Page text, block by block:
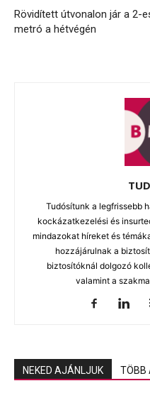
Rövidített útvonalon jár a 2-
metró a hétvégén
Tudósítunk a legfrissebb
kockázatkezelési és
mindazokat híreket és
hozzájárulnak a
biztosítóknál dolgozó
valamint a
NEKED AJÁNLJUK TÖBB